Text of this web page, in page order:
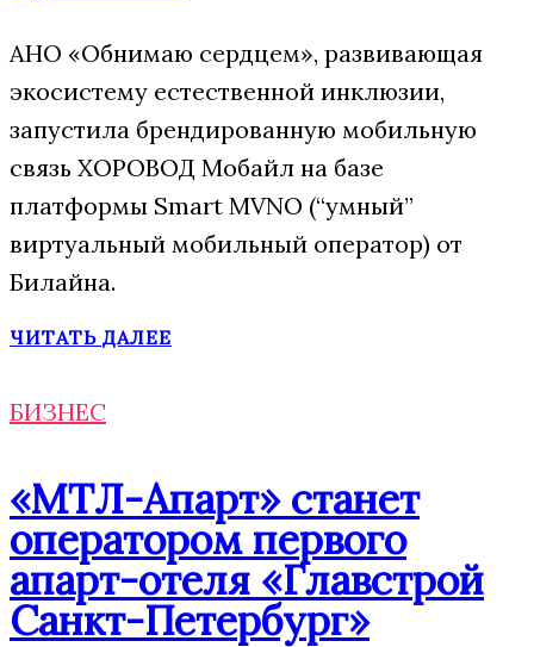
АНО «Обнимаю сердцем», развивающая
экосистему естественной инклюзии,
запустила брендированную мобильную
связь ХОРОВОД Мобайл на базе
платформы Smart MVNO (“умный”
виртуальный мобильный оператор) от
Билайна.
ЧИТАТЬ ДАЛЕЕ
БИЗНЕС
«МТЛ-Апарт» станет
оператором первого
апарт-отеля «Главстрой
Санкт-Петербург»